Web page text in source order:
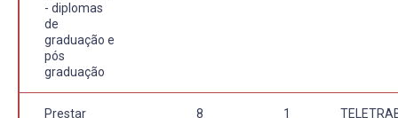
- diplomas
de
graduação e
pós
graduação
Prestar
8 1